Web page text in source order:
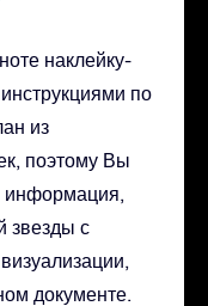
наклейку-
по
из
поэтому Вы
информация,
звезды с
документе.